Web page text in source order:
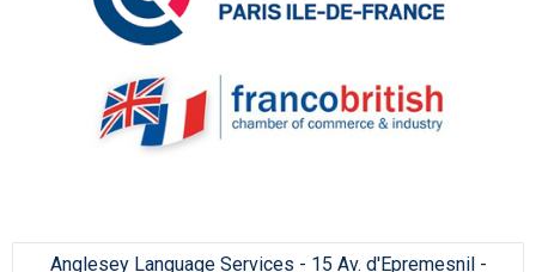
Anglesey Language Services - 15 Av. d'Epremesnil -